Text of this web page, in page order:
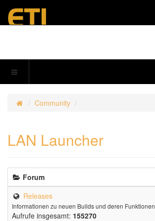
Community
LAN Launcher
Forum
Releases
Informationen zu neuen Builds und deren Funktionen
Aufrufe insgesamt: 155270